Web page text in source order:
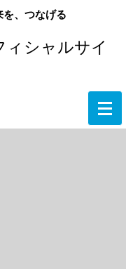
ィシャルサイ
を、つなげる